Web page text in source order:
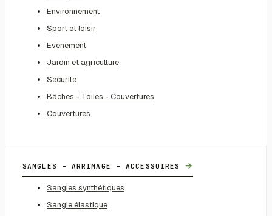
Environnement
Sport et loisir
Evénement
Jardin et agriculture
Sécurité
Bâches - Toiles - Couvertures
Couvertures
SANGLES - ARRIMAGE - ACCESSOIRES →
Sangles synthétiques
Sangle élastique